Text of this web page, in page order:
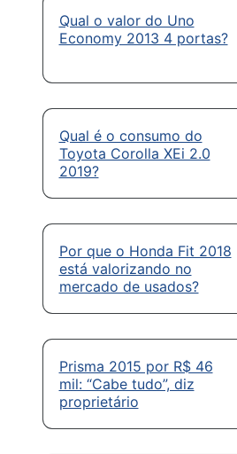
Qual o valor do Uno
Economy 2013 4 portas?
Qual é o consumo do
Toyota Corolla XEi 2.0
2019?
Por que o Honda Fit 2018
está valorizando no
mercado de usados?
Prisma 2015 por R$ 46
mil: “Cabe tudo”, diz
proprietário